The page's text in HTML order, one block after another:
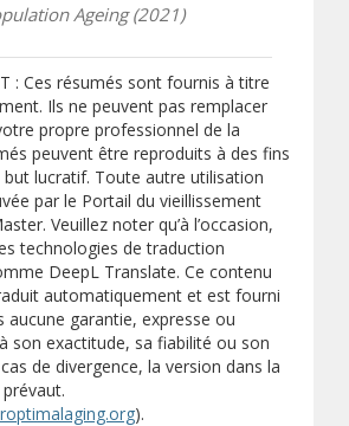
Ageing (2021)
: Ces résumés sont fournis à titre
Ils ne peuvent pas remplacer
propre professionnel de la
peuvent être reproduits à des fins
but lucratif. Toute autre utilisation
par le Portail du vieillissement
Veuillez noter qu’à l’occasion,
technologies de traduction
DeepL Translate. Ce contenu
automatiquement et est fourni
aucune garantie, expresse ou
son exactitude, sa fiabilité ou son
de divergence, la version dans la
).